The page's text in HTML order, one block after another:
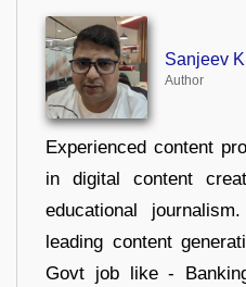
Sanjeev
Author
Experienced content
in digital content
educational
leading content
Govt job like -